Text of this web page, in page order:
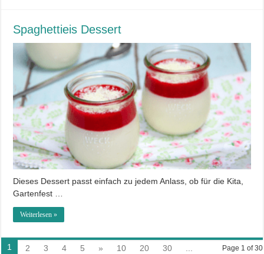
Spaghettieis Dessert
Dieses Dessert passt einfach zu jedem Anlass, ob für die Kita,
Gartenfest …
Weiterlesen »
Page 1 of 30
1 2 3 4 5 » 10 20 30